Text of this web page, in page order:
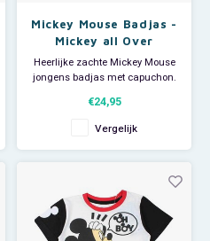
Mickey Mouse Badjas -
Mickey all Over
Heerlijke zachte Mickey Mouse
jongens badjas met capuchon.
een all-over print van Mickey
Mouse. De kinderbadjas draagt
licht en comfortabel en is ideaal
voor een luie zondag, na de
€24,95
Vergelijk